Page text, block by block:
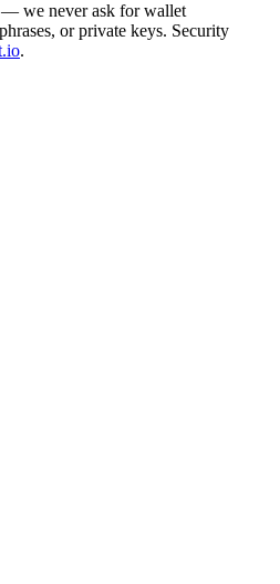
— we never ask for wallet
or private keys. Security
.